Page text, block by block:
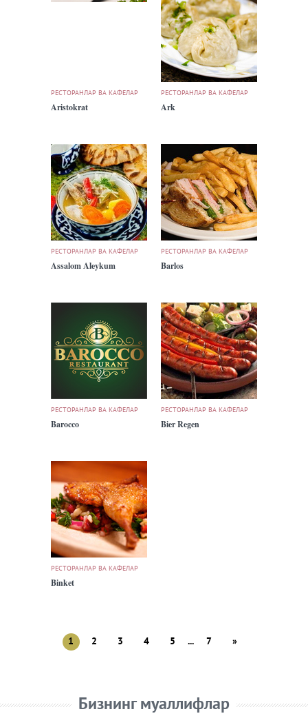
РЕСТОРАНЛАР ВА КАФЕЛАР
Aristokrat
РЕСТОРАНЛАР ВА КАФЕЛАР
Ark
РЕСТОРАНЛАР ВА КАФЕЛАР
Assalom Aleykum
РЕСТОРАНЛАР ВА КАФЕЛАР
Barlos
РЕСТОРАНЛАР ВА КАФЕЛАР
Barocco
РЕСТОРАНЛАР ВА КАФЕЛАР
Bier Regen
РЕСТОРАНЛАР ВА КАФЕЛАР
Binket
1 2 3 4 5 ... 7 »
Бизнинг муаллифлар